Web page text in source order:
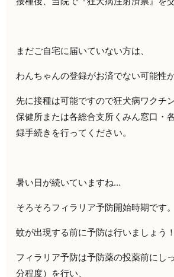
まだご自宅に届いていない方は、
わんちゃんの登録がお済でない可能性
先に接種は可能ですので狂犬病ワクチ
保健所または各総合支所くみん窓口・
録手続きを行ってください。
暑い日が続いていますね…
そろそろフィラリア予防開始時期です。
蚊が出現する前に予防は行いましょう！
フィラリア予防は予防薬の投薬前にし
分程度）を行い、